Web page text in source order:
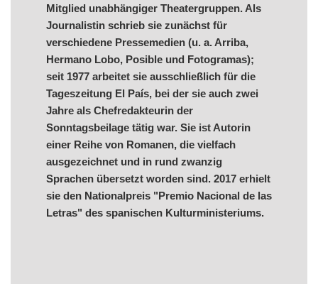
Mitglied unabhängiger Theatergruppen. Als
Journalistin schrieb sie zunächst für
verschiedene Pressemedien (u. a. Arriba,
Hermano Lobo, Posible und Fotogramas);
seit 1977 arbeitet sie ausschließlich für die
Tageszeitung El País, bei der sie auch zwei
Jahre als Chefredakteurin der
Sonntagsbeilage tätig war. Sie ist Autorin
einer Reihe von Romanen, die vielfach
ausgezeichnet und in rund zwanzig
Sprachen übersetzt worden sind. 2017 erhielt
sie den Nationalpreis "Premio Nacional de las
Letras" des spanischen Kulturministeriums.